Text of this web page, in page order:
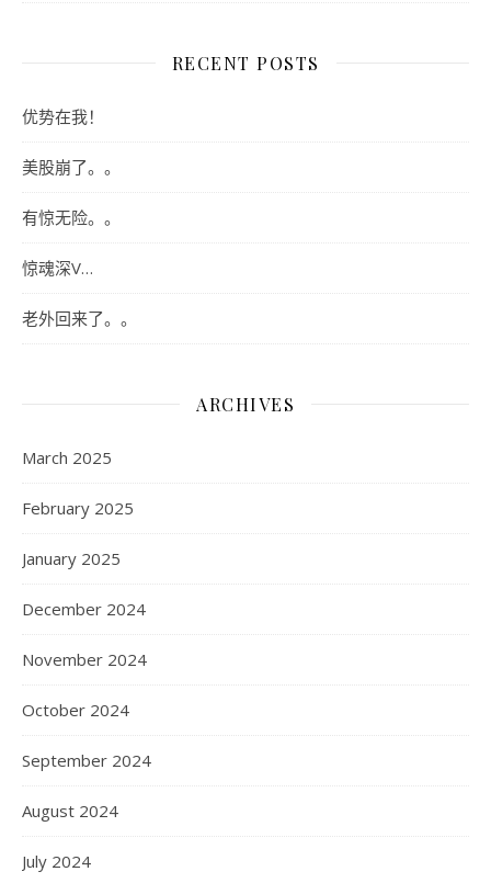
RECENT POSTS
优势在我！
美股崩了。。
有惊无险。。
惊魂深V…
老外回来了。。
ARCHIVES
March 2025
February 2025
January 2025
December 2024
November 2024
October 2024
September 2024
August 2024
July 2024